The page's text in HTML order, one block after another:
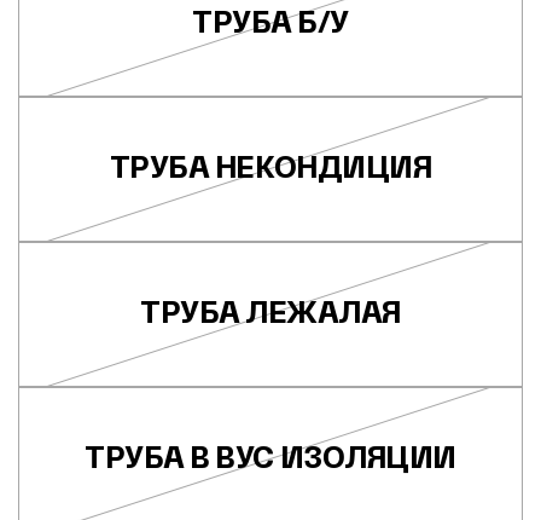
ТРУБА Б/У
ТРУБА НЕКОНДИЦИЯ
ТРУБА ЛЕЖАЛАЯ
ТРУБА В ВУС ИЗОЛЯЦИИ